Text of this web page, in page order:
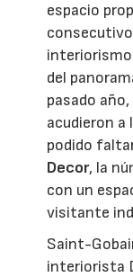
espacio
del
pasado
acudieron a
podido
Decor, la
con un
visitante
Saint-
interiorista